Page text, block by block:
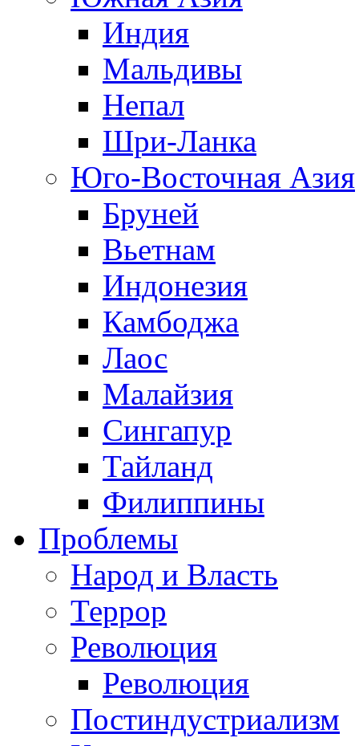
Индия
Мальдивы
Непал
Шри-Ланка
Юго-Восточная Азия
Бруней
Вьетнам
Индонезия
Камбоджа
Лаос
Малайзия
Сингапур
Тайланд
Филиппины
Проблемы
Народ и Власть
Террор
Революция
Революция
Постиндустриализм